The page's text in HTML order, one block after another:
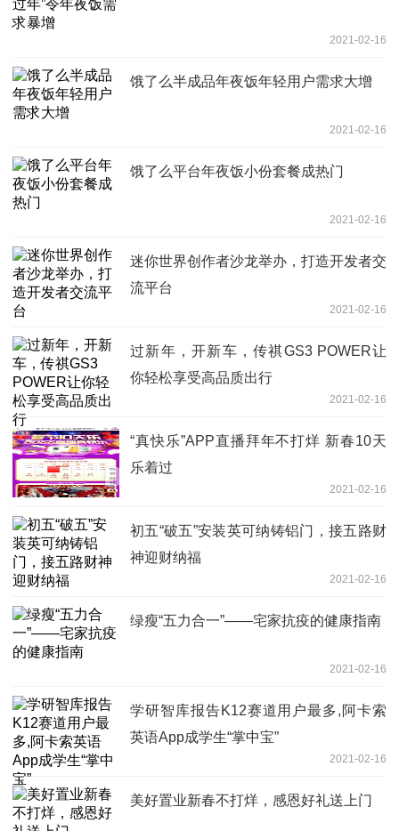
2021-02-16
饿了么半成品年夜饭年轻用户需求大增
2021-02-16
饿了么平台年夜饭小份套餐成热门
2021-02-16
迷你世界创作者沙龙举办，打造开发者交
流平台
2021-02-16
过新年，开新车，传祺GS3 POWER让
你轻松享受高品质出行
2021-02-16
“真快乐”APP直播拜年不打烊 新春10天
乐着过
2021-02-16
初五“破五”安装英可纳铸铝门，接五路财
神迎财纳福
2021-02-16
绿瘦“五力合一”——宅家抗疫的健康指南
2021-02-16
学研智库报告K12赛道用户最多,阿卡索
英语App成学生“掌中宝”
2021-02-16
美好置业新春不打烊，感恩好礼送上门